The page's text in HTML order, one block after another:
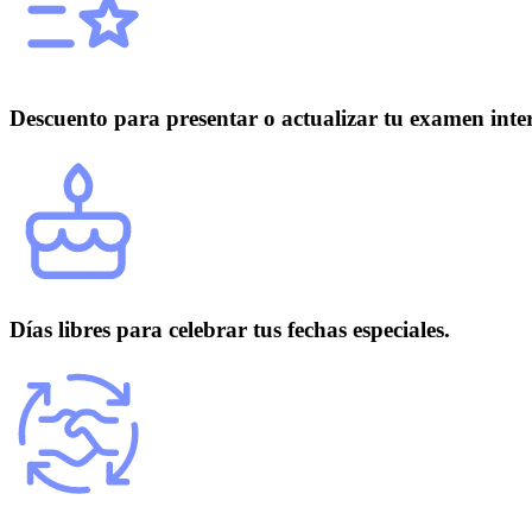
Descuento para presentar o actualizar tu examen
Días libres para celebrar tus fechas especiales.